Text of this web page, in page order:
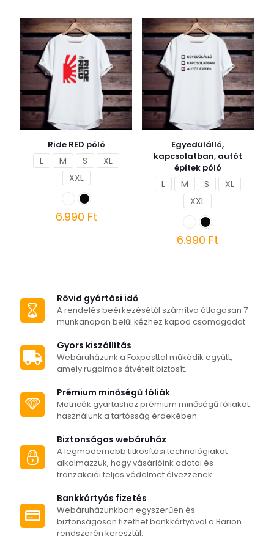
a
terméknek
több
variációja
van.
A
változatok
termékoldalon
választhatók
a
terméknek
több
variációja
van.
változatok
termékoldalon
választhatók
Ride RED póló
L M S
XL
XXL
6.990 Ft
A
változatok
a
választhatók
ki
Egyedülálló,
kapcsolatban, autót
építek póló
L M S
XL
XXL
6.990 Ft
van.
A
termékoldalon
Rövid gyártási idő
A rendelés beérkezésétől számítva átlagosan 7
munkanapon belül kézhez kapod csomagodat.
Gyors kiszállítás
Webáruházunk a Foxposttal működik együtt,
amely rugalmas átvételt biztosít.
Prémium minőségű fóliák
Matricák gyártáshoz prémium minőségű fóliákat
használunk a tartósság érdekében.
Biztonságos webáruház
A legmodernebb titkosítási technológiákat
alkalmazzuk, hogy vásárlóink adatai és
tranzakciói teljes védelmet élvezzenek.
Bankkártyás fizetés
Webáruházunkban egyszerűen és
biztonságosan fizethet bankkártyával a Barion
rendszerén keresztül.